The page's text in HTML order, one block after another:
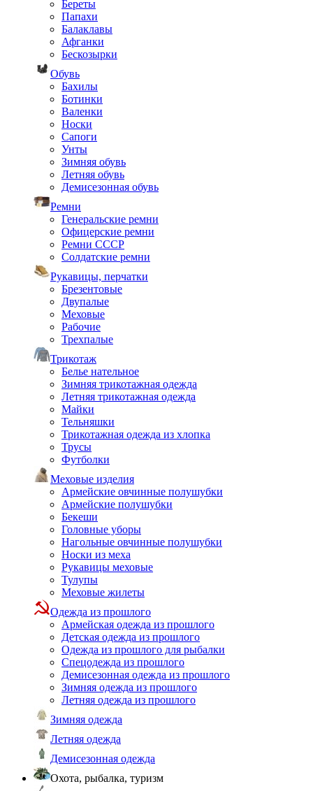
Береты
Папахи
Балаклавы
Афганки
Бескозырки
Обувь
Бахилы
Ботинки
Валенки
Носки
Сапоги
Унты
Зимняя обувь
Летняя обувь
Демисезонная обувь
Ремни
Генеральские ремни
Офицерские ремни
Ремни СССР
Солдатские ремни
Рукавицы, перчатки
Брезентовые
Двупалые
Меховые
Рабочие
Трехпалые
Трикотаж
Белье нательное
Зимняя трикотажная одежда
Летняя трикотажная одежда
Майки
Тельняшки
Трикотажная одежда из хлопка
Трусы
Футболки
Меховые изделия
Армейские овчинные полушубки
Армейские полушубки
Бекеши
Головные уборы
Нагольные овчинные полушубки
Носки из меха
Рукавицы меховые
Тулупы
Меховые жилеты
Одежда из прошлого
Армейская одежда из прошлого
Детская одежда из прошлого
Одежда из прошлого для рыбалки
Спецодежда из прошлого
Демисезонная одежда из прошлого
Зимняя одежда из прошлого
Летняя одежда из прошлого
Зимняя одежда
Летняя одежда
Демисезонная одежда
Охота, рыбалка, туризм